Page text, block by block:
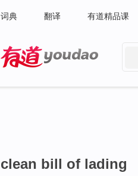
词典 翻译 有道精品课
clean bill of lading